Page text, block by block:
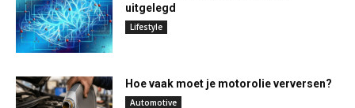
uitgelegd
Lifestyle
Hoe vaak moet je motorolie verversen?
Automotive